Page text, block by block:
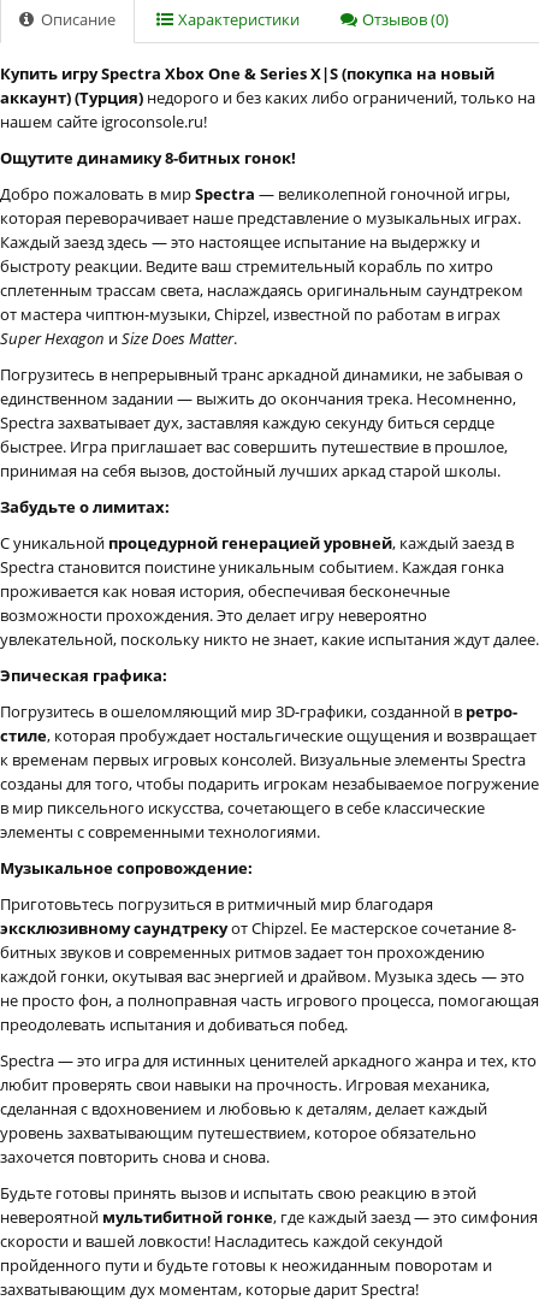
Описание Характеристики Отзывов (0)
Купить игру Spectra Xbox One & Series X|S (покупка на новый
аккаунт) (Турция) недорого и без каких либо ограничений, только на
нашем сайте igroconsole.ru!
Ощутите динамику 8-битных гонок!
Добро пожаловать в мирSpectra — великолепной гоночной игры,
которая переворачивает наше представление о музыкальных играх.
Каждый заезд здесь — это настоящее испытание на выдержку и
быстроту реакции. Ведите ваш стремительный корабль по хитро
сплетенным трассам света, наслаждаясь оригинальным саундтреком
от мастера чиптюн-музыки, Chipzel, известной по работам в играх
Super Hexagon иSize Does Matter.
Погрузитесь в непрерывный транс аркадной динамики, не забывая о
единственном задании — выжить до окончания трека. Несомненно,
Spectra захватывает дух, заставляя каждую секунду биться сердце
быстрее. Игра приглашает вас совершить путешествие в прошлое,
принимая на себя вызов, достойный лучших аркад старой школы.
Забудьте о лимитах:
С уникальной процедурной генерацией уровней, каждый заезд в
Spectra становится поистине уникальным событием. Каждая гонка
проживается как новая история, обеспечивая бесконечные
возможности прохождения. Это делает игру невероятно
увлекательной, поскольку никто не знает, какие испытания ждут далее.
Эпическая графика:
Погрузитесь в ошеломляющий мир 3D-графики, созданной в ретро-
стиле, которая пробуждает ностальгические ощущения и возвращает
к временам первых игровых консолей. Визуальные элементы Spectra
созданы для того, чтобы подарить игрокам незабываемое погружение
в мир пиксельного искусства, сочетающего в себе классические
элементы с современными технологиями.
Музыкальное сопровождение:
Приготовьтесь погрузиться в ритмичный мир благодаря
эксклюзивному саундтрекуот Chipzel. Ее мастерское сочетание 8-
битных звуков и современных ритмов задает тон прохождению
каждой гонки, окутывая вас энергией и драйвом. Музыка здесь — это
не просто фон, а полноправная часть игрового процесса, помогающая
преодолевать испытания и добиваться побед.
Spectra — это игра для истинных ценителей аркадного жанра и тех, кто
любит проверять свои навыки на прочность. Игровая механика,
сделанная с вдохновением и любовью к деталям, делает каждый
уровень захватывающим путешествием, которое обязательно
захочется повторить снова и снова.
Будьте готовы принять вызов и испытать свою реакцию в этой
невероятной мультибитной гонке, где каждый заезд — это симфония
скорости и вашей ловкости! Насладитесь каждой секундой
пройденного пути и будьте готовы к неожиданным поворотам и
захватывающим дух моментам, которые дарит Spectra!